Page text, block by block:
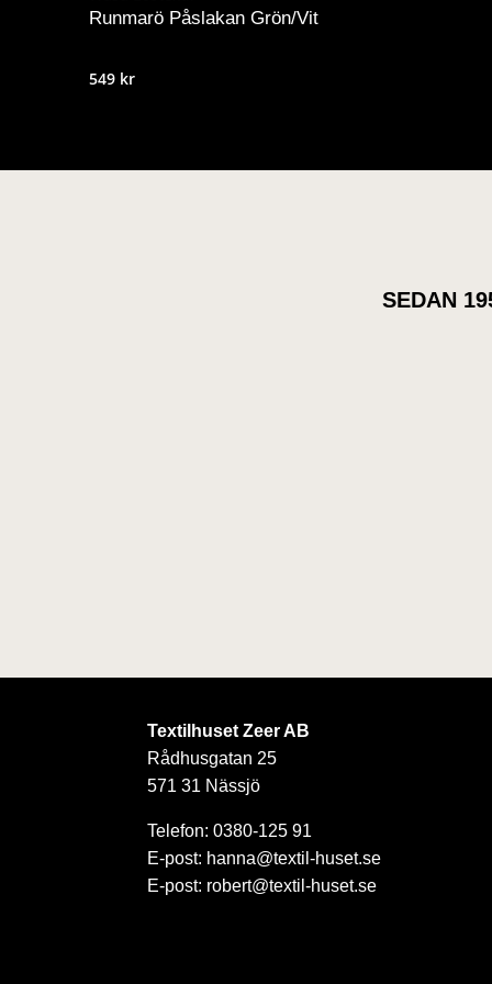
Runmarö Påslakan Grön/Vit
549 kr
SEDAN
Textilhuset Zeer AB
Rådhusgatan 25
571 31 Nässjö
Telefon: 0380-125 91
E-post: hanna@textil-huset.se
E-post: robert@textil-huset.se